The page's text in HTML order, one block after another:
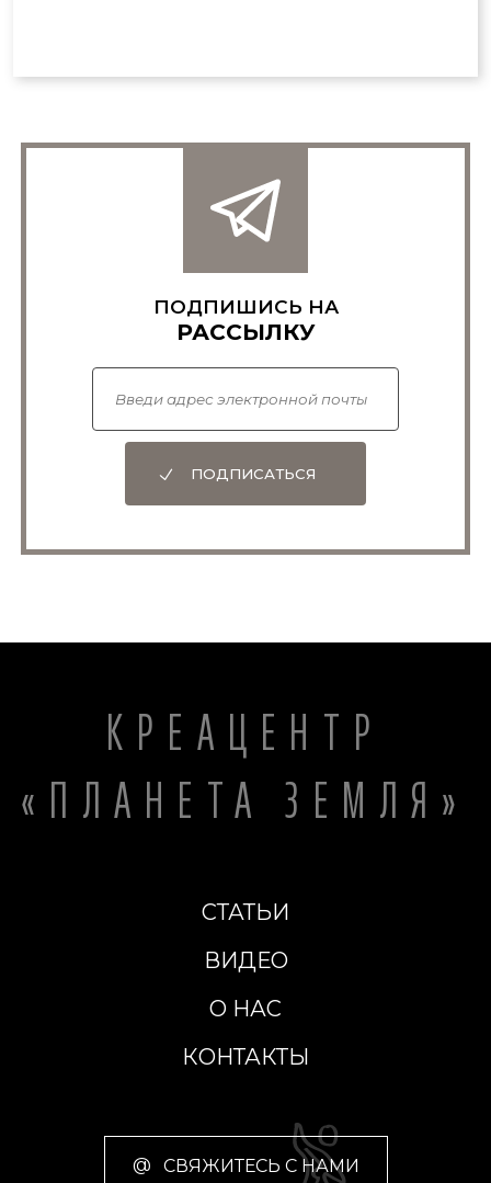
ПОДПИШИСЬ НА
РАССЫЛКУ
ПОДПИСАТЬСЯ
КРЕАЦЕНТР
«ПЛАНЕТА ЗЕМЛЯ»
СТАТЬИ
ВИДЕО
О НАС
КОНТАКТЫ
@ СВЯЖИТЕСЬ С НАМИ